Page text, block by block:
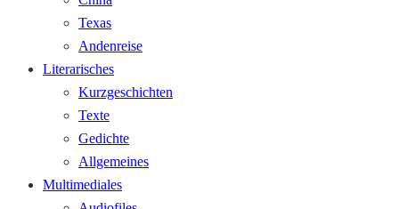
Texas
Andenreise
Literarisches
Kurzgeschichten
Texte
Gedichte
Allgemeines
Multimediales